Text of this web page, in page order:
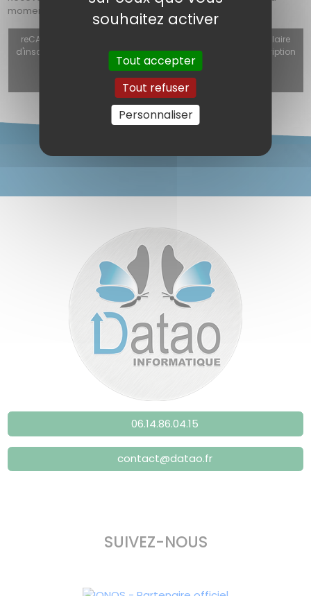
moment, les nouveautés et nos actualités.
reCAPTCHA v3 (Autorisation obligatoire pour utiliser le formulaire
d'inscription, le formulaire de contact ou le formulaire d'inscription
à la newsletter) est désactivé. Autoriser
06.14.86.04.15
contact@datao.fr
SUIVEZ-NOUS
souhaitez activer
Tout accepter
Tout refuser
Personnaliser